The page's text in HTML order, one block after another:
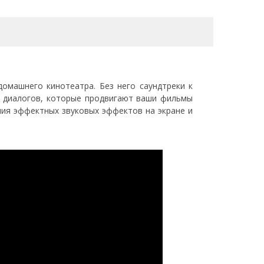
кинотеатра. Без него саундтреки к
которые продвигают ваши фильмы
эффектных звуковых эффектов на экране и